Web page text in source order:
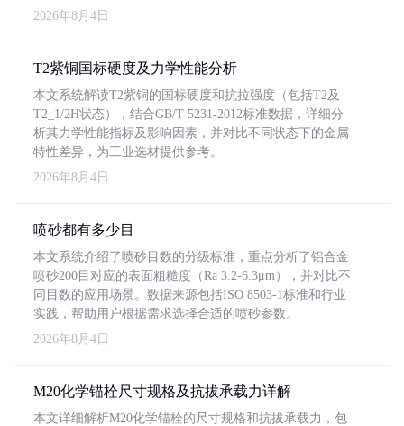
2026年8月4日
T2紫铜国标硬度及力学性能分析
本文系统解读T2紫铜的国标硬度和抗拉强度（包括T2及
T2_1/2H状态），结合GB/T 5231-2012标准数据，详细分
析其力学性能指标及影响因素，并对比不同状态下的金属
特性差异，为工业选材提供参考。
2026年8月4日
喷砂都有多少目
本文系统介绍了喷砂目数的分级标准，重点分析了铝合金
喷砂200目对应的表面粗糙度（Ra 3.2-6.3μm），并对比不
同目数的应用场景。数据来源包括ISO 8503-1标准和行业
实践，帮助用户根据需求选择合适的喷砂参数。
2026年8月4日
M20化学锚栓尺寸规格及抗拔承载力详解
本文详细解析M20化学锚栓的尺寸规格和抗拔承载力，包